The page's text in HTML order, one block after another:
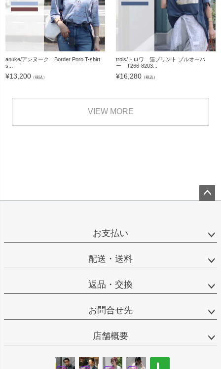
anuke/アンヌーク Border Poro T-shirt
s...
¥13,200 （税込）
trois/トロワ 箔プリント プルオーバ
ー T266-8203...
¥16,280 （税込）
VIEW MORE
お支払い
配送・送料
返品・交換
お問合せ先
店舗概要